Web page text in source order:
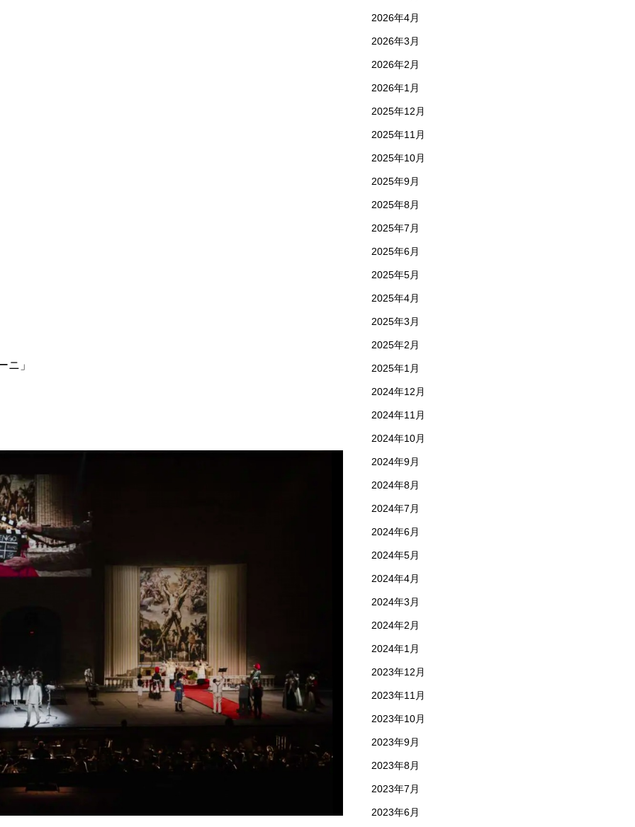
」
2026年4月
2026年3月
2026年2月
2026年1月
2025年12月
2025年11月
2025年10月
2025年9月
2025年8月
2025年7月
2025年6月
2025年5月
2025年4月
2025年3月
2025年2月
2025年1月
2024年12月
2024年11月
2024年10月
2024年9月
2024年8月
2024年7月
2024年6月
2024年5月
2024年4月
2024年3月
2024年2月
2024年1月
2023年12月
2023年11月
2023年10月
2023年9月
2023年8月
2023年7月
2023年6月